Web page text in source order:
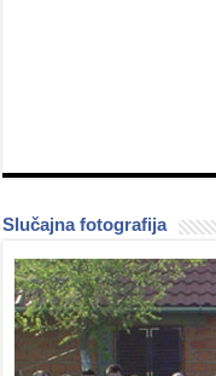
Slučajna fotografija